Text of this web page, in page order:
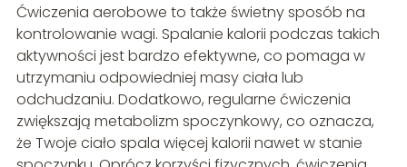
Ćwiczenia aerobowe to także świetny sposób na
kontrolowanie wagi. Spalanie kalorii podczas takich
aktywności jest bardzo efektywne, co pomaga w
utrzymaniu odpowiedniej masy ciała lub
odchudzaniu. Dodatkowo, regularne ćwiczenia
zwiększają metabolizm spoczynkowy, co oznacza,
że Twoje ciało spala więcej kalorii nawet w stanie